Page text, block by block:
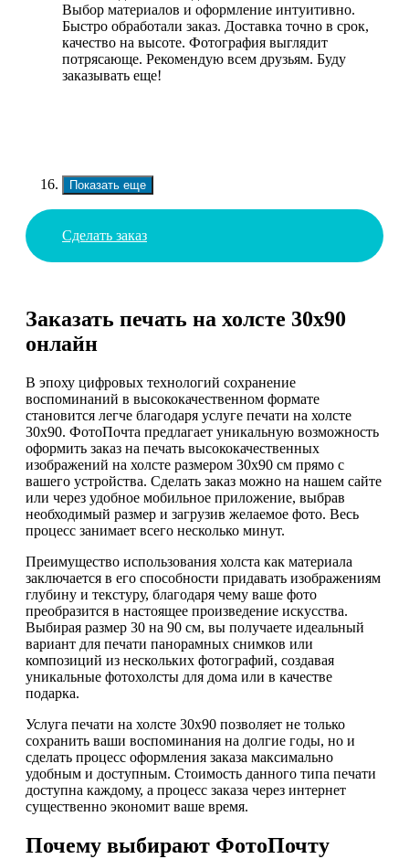
Выбор материалов и оформление интуитивно.
Быстро обработали заказ. Доставка точно в срок,
качество на высоте. Фотография выглядит
потрясающе. Рекомендую всем друзьям. Буду
заказывать еще!
Показать еще
Сделать заказ
Заказать печать на холсте 30х90
онлайн
В эпоху цифровых технологий сохранение
воспоминаний в высококачественном формате
становится легче благодаря услуге печати на холсте
30х90. ФотоПочта предлагает уникальную возможность
оформить заказ на печать высококачественных
изображений на холсте размером 30х90 см прямо с
вашего устройства. Сделать заказ можно на нашем сайте
или через удобное мобильное приложение, выбрав
необходимый размер и загрузив желаемое фото. Весь
процесс занимает всего несколько минут.
Преимущество использования холста как материала
заключается в его способности придавать изображениям
глубину и текстуру, благодаря чему ваше фото
преобразится в настоящее произведение искусства.
Выбирая размер 30 на 90 см, вы получаете идеальный
вариант для печати панорамных снимков или
композиций из нескольких фотографий, создавая
уникальные фотохолсты для дома или в качестве
подарка.
Услуга печати на холсте 30х90 позволяет не только
сохранить ваши воспоминания на долгие годы, но и
сделать процесс оформления заказа максимально
удобным и доступным. Стоимость данного типа печати
доступна каждому, а процесс заказа через интернет
существенно экономит ваше время.
Почему выбирают ФотоПочту